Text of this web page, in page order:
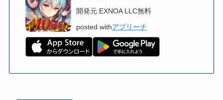
開発元:EXNOA LLC無料
posted withアプリーチ